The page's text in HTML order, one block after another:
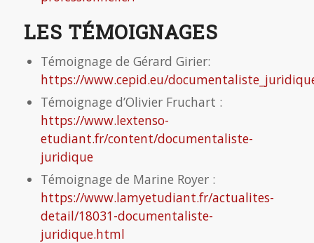
LES TÉMOIGNAGES
Témoignage de Gérard Girier:
https://www.cepid.eu/
Témoignage d’Olivier Fruchart :
https://www.lextenso-
etudiant.fr/content/documentaliste-
juridique
Témoignage de Marine Royer :
https://www.lamyetudiant.fr/actualites-
detail/18031-documentaliste-
juridique.html